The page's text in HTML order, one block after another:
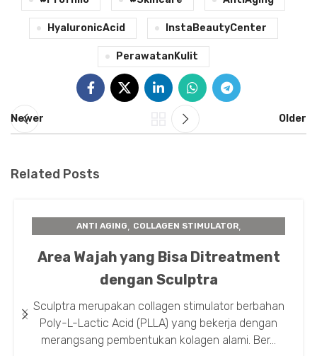
HyaluronicAcid InstaBeautyCenter
PerawatanKulit
Newer Older
Related Posts
ANTI AGING, COLLAGEN STIMULATOR,
SCULPTRA
Area Wajah yang Bisa Ditreatment
dengan Sculptra
Sculptra merupakan collagen stimulator berbahan
Poly-L-Lactic Acid (PLLA) yang bekerja dengan
merangsang pembentukan kolagen alami. Ber...